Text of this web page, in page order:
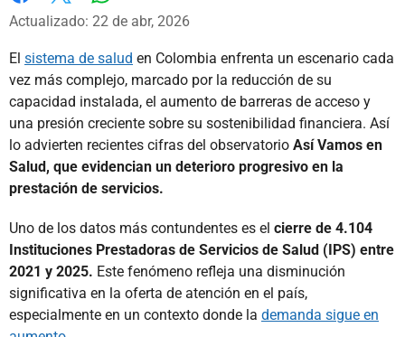
Facebook
X
Actualizado: 22 de abr, 2026
El sistema de salud en Colombia enfrenta un escenario cada
vez más complejo, marcado por la reducción de su
capacidad instalada, el aumento de barreras de acceso y
una presión creciente sobre su sostenibilidad financiera. Así
lo advierten recientes cifras del observatorio Así Vamos en
Salud, que evidencian un deterioro progresivo en la
prestación de servicios.
Uno de los datos más contundentes es el cierre de 4.104
Instituciones Prestadoras de Servicios de Salud (IPS) entre
2021 y 2025. Este fenómeno refleja una disminución
significativa en la oferta de atención en el país,
especialmente en un contexto donde la demanda sigue en